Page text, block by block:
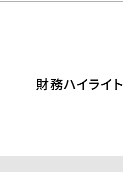
財務ハイライト